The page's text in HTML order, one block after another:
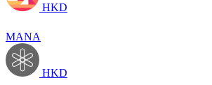
HKD
MANA
HKD